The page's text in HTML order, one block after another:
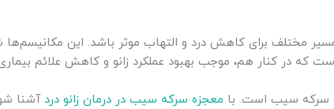
مسیر مختلف برای کاهش درد و التهاب موثر باشد. این
که در کنار هم، موجب بهبود عملکرد زانو و کاهش علائم
سرکه سیب است. با معجزه سرکه سیب در درمان زانو دردآشنا